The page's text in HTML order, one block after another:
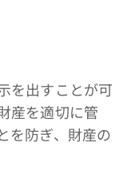
を出すことが可
産を適切に管
を防ぎ、財産の